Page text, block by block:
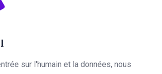
sur l'humain et la données, nous